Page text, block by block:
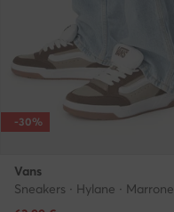
-30%
Vans
Sneakers · Hylane · Marrone